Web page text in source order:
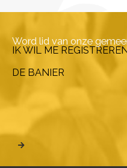
Word lid van onze
IK WIL ME
DE BANIER